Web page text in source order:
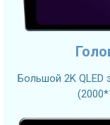
Большой 2K QLED